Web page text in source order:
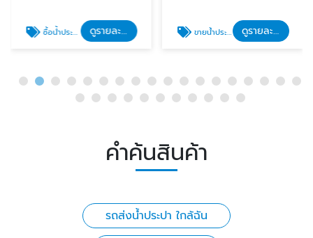
ซื้อน้ำประปา ราคา ดูรายละเอียด ขายน้ําประปา กรุงเทพ ดูรายละเอียด
คำค้นสินค้า
รถส่งน้ำประปา ใกล้ฉัน